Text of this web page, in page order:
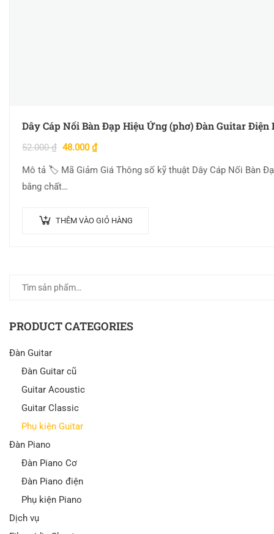
Dây Cáp Nối Bàn Đạp Hiệu Ứng (phơ) Đàn Guitar Điện
52.000₫ 48.000₫
Mô tả 🏷 Mã Giảm Giá Thông số kỹ thuật Dây Cáp Nối Bàn
bằng chất…
THÊM VÀO GIỎ HÀNG
PRODUCT CATEGORIES
Đàn Guitar
Đàn Guitar cũ
Guitar Acoustic
Guitar Classic
Phụ kiện Guitar
Đàn Piano
Đàn Piano Cơ
Đàn Piano điện
Phụ kiện Piano
Dịch vụ